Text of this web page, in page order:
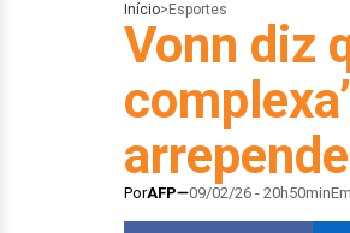
Início> Esportes
Vonn diz
PorAFP 09/02/26 - 20h50minEm